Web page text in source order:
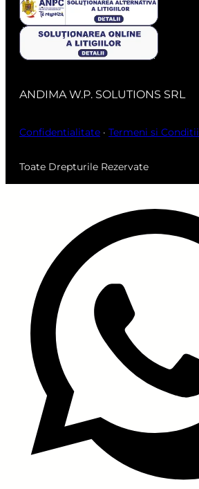
ANDIMA W.P. SOLUTIONS SRL
Confidentialitate · Termeni si Conditii
Toate Drepturile Rezervate